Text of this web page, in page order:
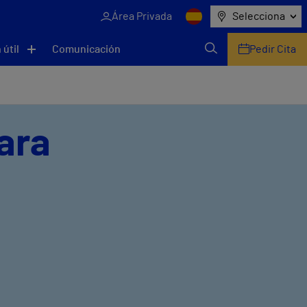
Área Privada Selecciona
útil Comunicación Pedir Cita